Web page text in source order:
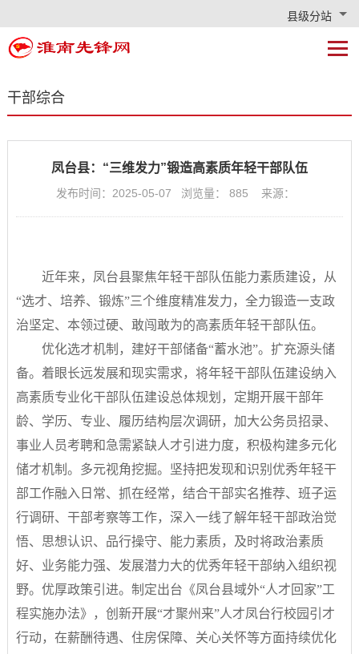
县级分站
干部综合
凤台县：“三维发力”锻造高素质年轻干部队伍
发布时间：2025-05-07 浏览量： 885 来源：
近年来，凤台县聚焦年轻干部队伍能力素质建设，从
“选才、培养、锻炼”三个维度精准发力，全力锻造一支政
治坚定、本领过硬、敢闯敢为的高素质年轻干部队伍。
优化选才机制，建好干部储备“蓄水池”。扩充源头储
备。着眼长远发展和现实需求，将年轻干部队伍建设纳入
高素质专业化干部队伍建设总体规划，定期开展干部年
龄、学历、专业、履历结构层次调研，加大公务员招录、
事业人员考聘和急需紧缺人才引进力度，积极构建多元化
储才机制。多元视角挖掘。坚持把发现和识别优秀年轻干
部工作融入日常、抓在经常，结合干部实名推荐、班子运
行调研、干部考察等工作，深入一线了解年轻干部政治觉
悟、思想认识、品行操守、能力素质，及时将政治素质
好、业务能力强、发展潜力大的优秀年轻干部纳入组织视
野。优厚政策引进。制定出台《凤台县域外“人才回家”工
程实施办法》，创新开展“才聚州来”人才凤台行校园引才
行动，在薪酬待遇、住房保障、关心关怀等方面持续优化